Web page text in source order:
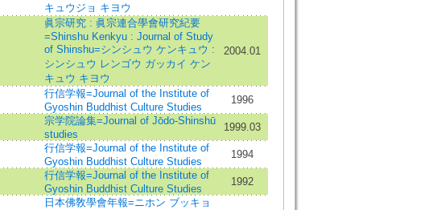
キュウジョ キヨウ
眞宗研究 : 眞宗連合學會研究紀要
=Shinshu Kenkyu : Journal of Study
of Shinshu=シンシュウ ケンキュウ :
シンシュウ レンゴウ ガッカイ ケン
キュウ キヨウ
2004.01
行信学報=Journal of the Institute of
Gyoshin Buddhist Culture Studies
1996
宗学院論集=Journal of Jōdo-Shinshū
studies
1999.03
行信学報=Journal of the Institute of
Gyoshin Buddhist Culture Studies
1994
行信学報=Journal of the Institute of
Gyoshin Buddhist Culture Studies
1992
日本佛敎學會年報=ニホン ブッキョ